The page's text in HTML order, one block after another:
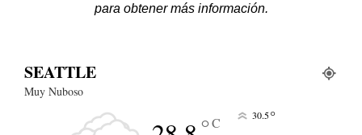
para obtener más información.
SEATTLE
Muy Nuboso
°C 30.5°